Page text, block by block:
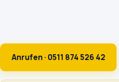
Anrufen · 0511 874 526 42